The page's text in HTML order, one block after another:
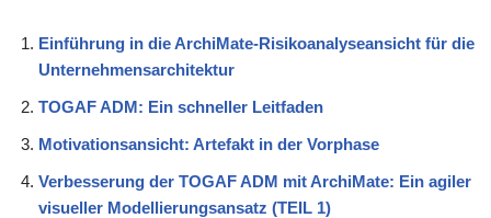
Einführung in die ArchiMate-Risikoanalyseansicht für die
Unternehmensarchitektur
TOGAF ADM: Ein schneller Leitfaden
Motivationsansicht: Artefakt in der Vorphase
Verbesserung der TOGAF ADM mit ArchiMate: Ein agiler
visueller Modellierungsansatz (TEIL 1)